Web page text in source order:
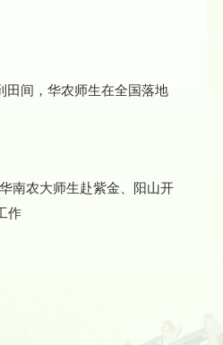
田间，华农师生在全国落地
南农大师生赴紫金、阳山开
作